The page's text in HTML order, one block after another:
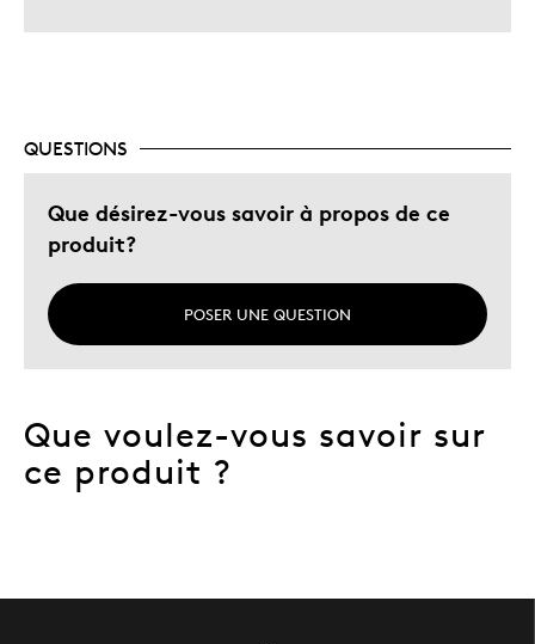
QUESTIONS
Que désirez-vous savoir à propos de ce
produit?
POSER UNE QUESTION
Que voulez-vous savoir sur
ce produit ?